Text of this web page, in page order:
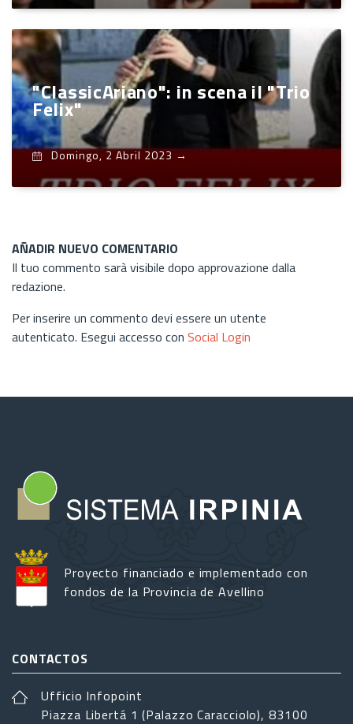
"ClassicAriano": in scena il "Trio
Felix"
Domingo, 2 Abril 2023→
AÑADIR NUEVO COMENTARIO
Il tuo commento sarà visibile dopo approvazione dalla
redazione.
Per inserire un commento devi essere un utente
autenticato. Esegui accesso con Social Login
Proyecto financiado e implementado con
fondos de la Provincia de Avellino
CONTACTOS
Ufficio Infopoint
Piazza Libertá 1 (Palazzo Caracciolo), 83100